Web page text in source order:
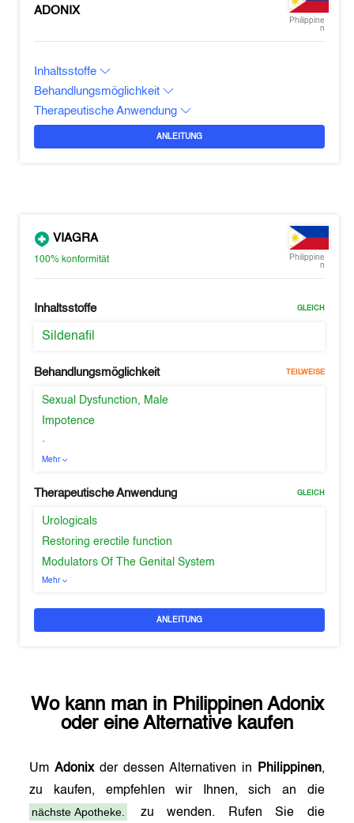
ADONIX
Philippine
n
Inhaltsstoffe
Behandlungsmöglichkeit
Therapeutische Anwendung
ANLEITUNG
VIAGRA
100% konformität
Philippine
n
Inhaltsstoffe GLEICH
Sildenafil
Behandlungsmöglichkeit TEILWEISE
Sexual Dysfunction, Male
Impotence
-
Mehr
Therapeutische Anwendung GLEICH
Urologicals
Restoring erectile function
Modulators Of The Genital System
Mehr
ANLEITUNG
Wo kann man in Philippinen Adonix
oder eine Alternative kaufen
UmAdonixder dessen Alternativen in Philippinen,
zu kaufen, empfehlen wir Ihnen, sich an die
nächste Apotheke.
zu wenden. Rufen Sie die